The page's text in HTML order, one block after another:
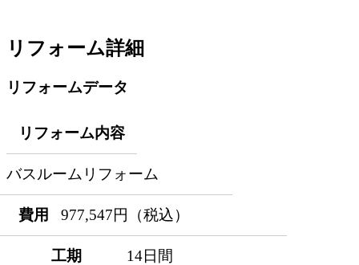
リフォーム詳細
リフォームデータ
リフォーム内容
バスルームリフォーム
費用 977,547円（税込）
工期 14日間